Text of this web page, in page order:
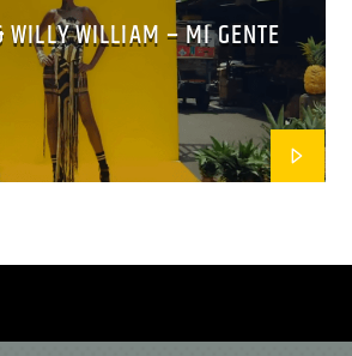
DIT
WORLD
WILLY WILLIAM – MI GENTE